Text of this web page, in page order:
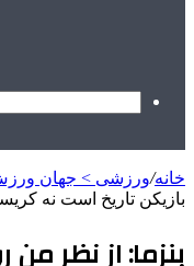
خانه/ورزشی > جهان
بازیکن تاریخ است نه
بنزما: از نظر من